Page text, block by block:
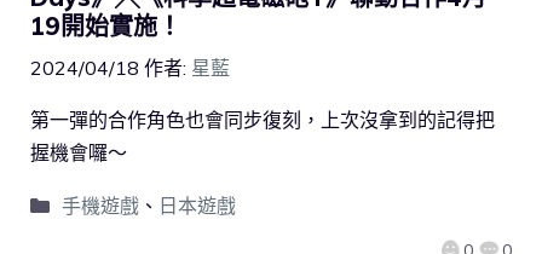
19開始實施！
2024/04/18 作者: 星藍
第一彈的合作角色也會同步復刻，上次沒拿到的記得把
握機會囉～
手機遊戲、 日本遊戲